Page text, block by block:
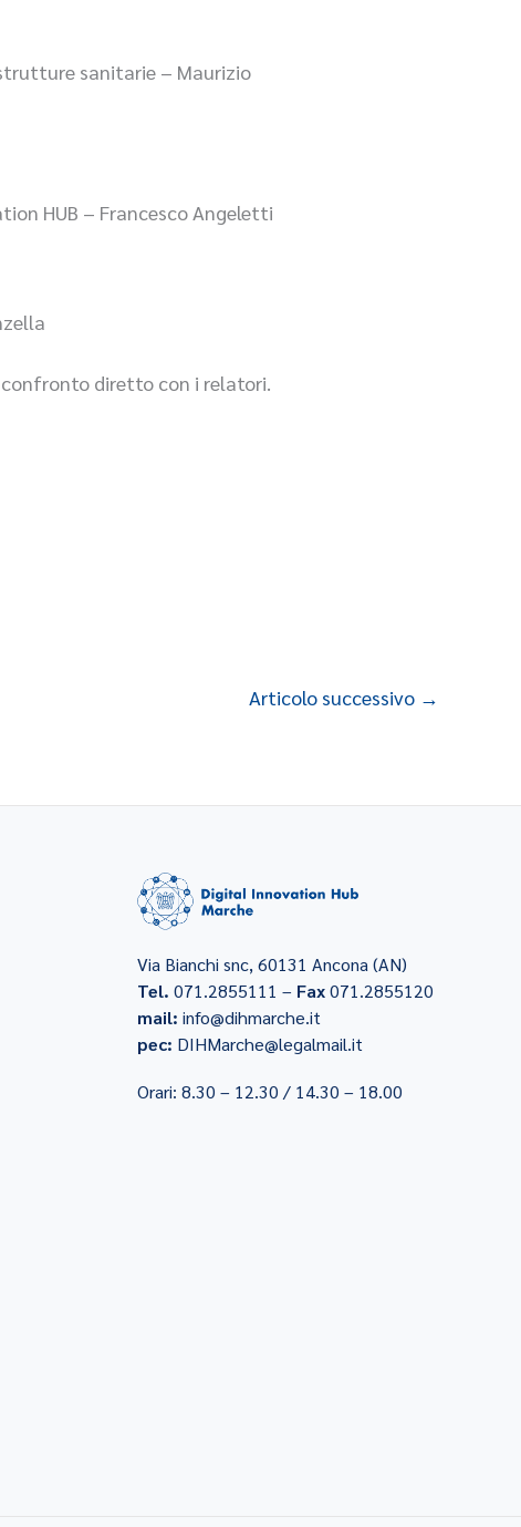
sanitarie – Maurizio
HUB – Francesco Angeletti
confronto diretto con i relatori.
Articolo successivo →
Via Bianchi snc, 60131 Ancona (AN)
Tel. 071.2855111 – Fax071.2855120
mail: info@dihmarche.it
pec: DIHMarche@legalmail.it
Orari: 8.30 – 12.30 / 14.30 – 18.00